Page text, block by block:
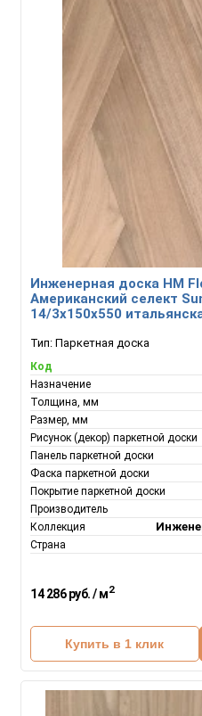
Инженерная доска HM
Американский селект
14/3х150х550
Тип: Паркетная доска
Код
Назначение
Толщина, мм
Размер, мм
Рисунок (декор) паркетной доски
Панель паркетной доски
Фаска паркетной доски
Покрытие паркетной доски
Производитель
Коллекция
Страна
14 286 руб. / м2
Купить в 1 клик